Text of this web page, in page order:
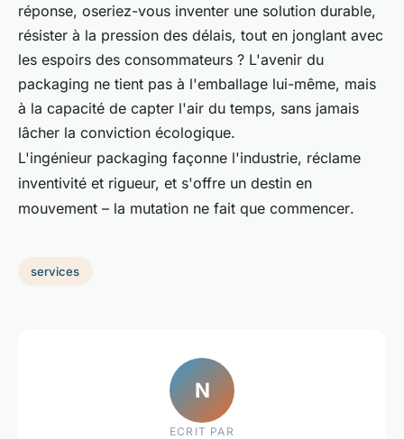
réponse, oseriez-vous inventer une solution durable,
résister à la pression des délais, tout en jonglant avec
les espoirs des consommateurs ? L'avenir du
packaging ne tient pas à l'emballage lui-même, mais
à la capacité de capter l'air du temps, sans jamais
lâcher la conviction écologique.
L'ingénieur packaging façonne l'industrie, réclame
inventivité et rigueur, et s'offre un destin en
mouvement – la mutation ne fait que commencer.
services
N
ECRIT PAR